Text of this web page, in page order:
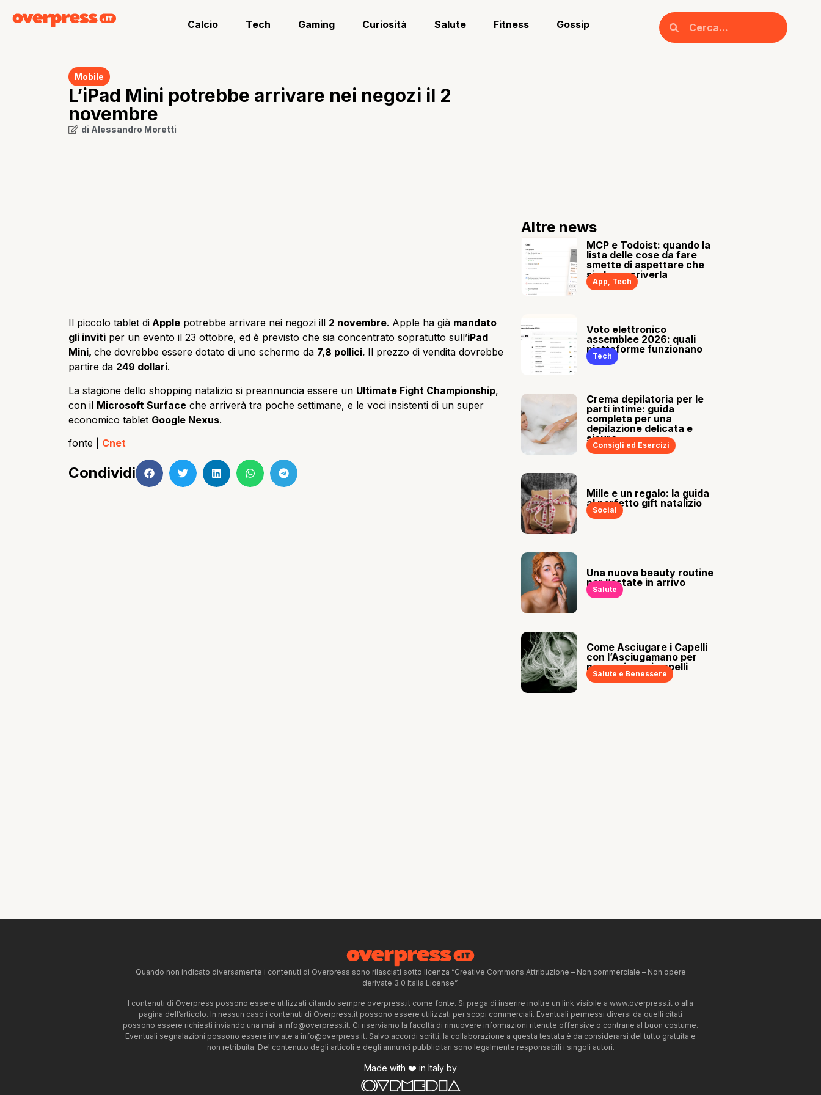
Calcio Tech Gaming Curiosità Salute Fitness Gossip
Mobile
L’iPad Mini potrebbe arrivare nei negozi il 2
novembre
di Alessandro Moretti
Il piccolo tablet di Apple potrebbe arrivare nei negozi ill 2 novembre. Apple ha già mandato
gli inviti per un evento il 23 ottobre, ed è previsto che sia concentrato sopratutto sull’iPad
Mini, che dovrebbe essere dotato di uno schermo da 7,8 pollici. Il prezzo di vendita dovrebbe
partire da 249 dollari.
La stagione dello shopping natalizio si preannuncia essere un Ultimate Fight Championship,
con il Microsoft Surface che arriverà tra poche settimane, e le voci insistenti di un super
economico tablet Google Nexus.
fonte | Cnet
Condividi
Altre news
MCP e Todoist: quando la
lista delle cose da fare
smette di aspettare che
sia tu a scriverla
App, Tech
Voto elettronico
assemblee 2026: quali
piattaforme funzionano
Tech
Crema depilatoria per le
parti intime: guida
completa per una
depilazione delicata e
sicura
Consigli ed Esercizi
Mille e un regalo: la guida
al perfetto gift natalizio
Social
Una nuova beauty routine
per l’estate in arrivo
Salute
Come Asciugare i Capelli
con l’Asciugamano per
non rovinare i capelli
Salute e Benessere
Quando non indicato diversamente i contenuti di Overpress sono rilasciati sotto licenza “Creative Commons Attribuzione – Non commerciale – Non opere
derivate 3.0 Italia License”.
I contenuti di Overpress possono essere utilizzati citando sempre overpress.it come fonte. Si prega di inserire inoltre un link visibile a www.overpress.it o alla
pagina dell’articolo. In nessun caso i contenuti di Overpress.it possono essere utilizzati per scopi commerciali. Eventuali permessi diversi da quelli citati
possono essere richiesti inviando una mail a info@overpress.it. Ci riserviamo la facoltà di rimuovere informazioni ritenute offensive o contrarie al buon costume.
Eventuali segnalazioni possono essere inviate a info@overpress.it. Salvo accordi scritti, la collaborazione a questa testata è da considerarsi del tutto gratuita e
non retribuita. Del contenuto degli articoli e degli annunci pubblicitari sono legalmente responsabili i singoli autori.
Made with ❤️ in Italy by